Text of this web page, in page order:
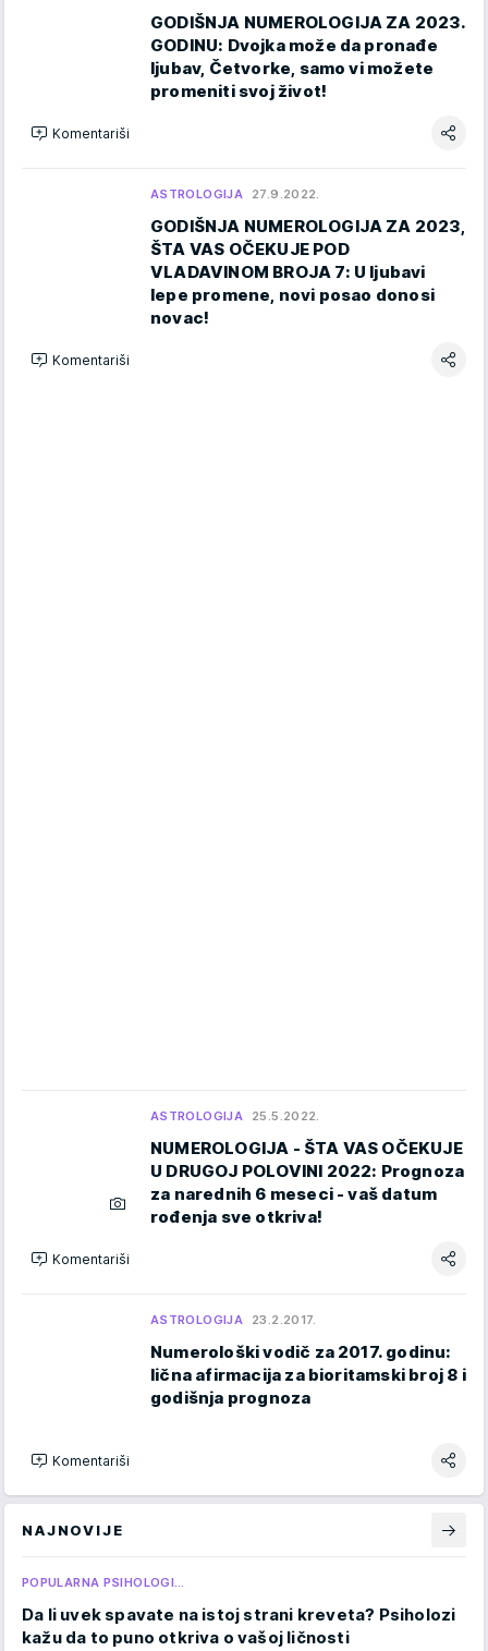
GODIŠNJA NUMEROLOGIJA ZA 2023.
GODINU: Dvojka može da pronađe
ljubav, Četvorke, samo vi možete
promeniti svoj život!
Komentariši
ASTROLOGIJA 27.9.2022.
GODIŠNJA NUMEROLOGIJA ZA 2023,
ŠTA VAS OČEKUJE POD
VLADAVINOM BROJA 7: U ljubavi
lepe promene, novi posao donosi
novac!
Komentariši
ASTROLOGIJA 25.5.2022.
NUMEROLOGIJA - ŠTA VAS OČEKUJE
U DRUGOJ POLOVINI 2022: Prognoza
za narednih 6 meseci - vaš datum
rođenja sve otkriva!
Komentariši
ASTROLOGIJA 23.2.2017.
Numerološki vodič za 2017. godinu:
lična afirmacija za bioritamski broj 8 i
godišnja prognoza
Komentariši
NAJNOVIJE
POPULARNA PSIHOLOGI…
Da li uvek spavate na istoj strani kreveta? Psiholozi
kažu da to puno otkriva o vašoj ličnosti